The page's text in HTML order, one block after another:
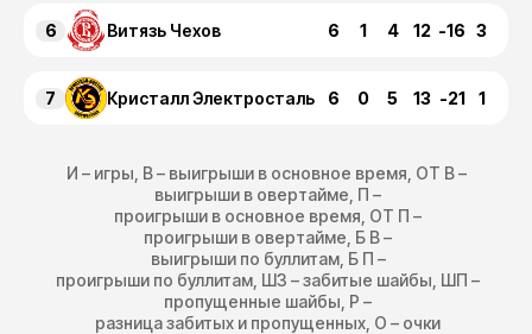
6 Витязь Чехов 6 1 4 12 -16 3
7 Кристалл Электросталь 6 0 5 13 -21 1
И – игры, В – выигрыши в основное время, ОТ В –
выигрыши в овертайме, П –
проигрыши в основное время, ОТ П –
проигрыши в овертайме, Б В –
выигрыши по буллитам, Б П –
проигрыши по буллитам, ШЗ – забитые шайбы, ШП –
пропущенные шайбы, Р –
разница забитых и пропущенных, О – очки